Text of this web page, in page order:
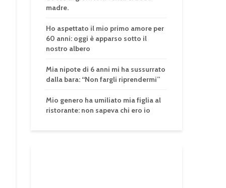
madre.
Ho aspettato il mio primo amore per
60 anni: oggi è apparso sotto il
nostro albero
Mia nipote di 6 anni mi ha sussurrato
dalla bara: “Non fargli riprendermi”
Mio genero ha umiliato mia figlia al
ristorante: non sapeva chi ero io